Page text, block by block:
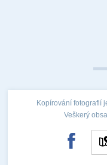
Kopírování fotografií
Veškerý